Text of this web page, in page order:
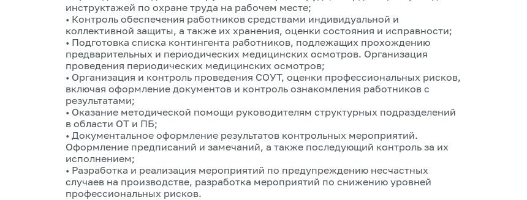
инструктажей по охране труда на рабочем месте;
• Контроль обеспечения работников средствами индивидуальной и
коллективной защиты, а также их хранения, оценки состояния и исправности;
• Подготовка списка контингента работников, подлежащих прохождению
предварительных и периодических медицинских осмотров. Организация
проведения периодических медицинских осмотров;
• Организация и контроль проведения СОУТ, оценки профессиональных рисков,
включая оформление документов и контроль ознакомления работников с
результатами;
• Оказание методической помощи руководителям структурных подразделений
в области ОТ и ПБ;
• Документальное оформление результатов контрольных мероприятий.
Оформление предписаний и замечаний, а также последующий контроль за их
исполнением;
• Разработка и реализация мероприятий по предупреждению несчастных
случаев на производстве, разработка мероприятий по снижению уровней
профессиональных рисков.